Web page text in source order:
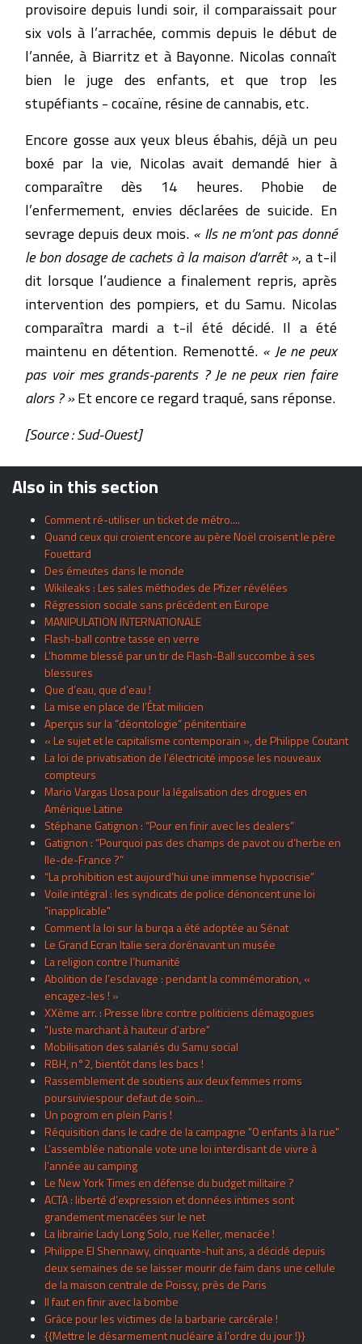
provisoire depuis lundi soir, il comparaissait pour
six vols à l’arrachée, commis depuis le début de
l’année, à Biarritz et à Bayonne. Nicolas connaît
bien le juge des enfants, et que trop les
stupéfiants - cocaïne, résine de cannabis, etc.
Encore gosse aux yeux bleus ébahis, déjà un peu
boxé par la vie, Nicolas avait demandé hier à
comparaître dès 14 heures. Phobie de
l’enfermement, envies déclarées de suicide. En
sevrage depuis deux mois. « Ils ne m’ont pas donné
le bon dosage de cachets à la maison d’arrêt », a t-il
dit lorsque l’audience a finalement repris, après
intervention des pompiers, et du Samu. Nicolas
comparaîtra mardi a t-il été décidé. Il a été
maintenu en détention. Remenotté. « Je ne peux
pas voir mes grands-parents ? Je ne peux rien faire
alors ? »Et encore ce regard traqué, sans réponse.
[Source : Sud-Ouest]
Also in this section
Comment ré-utiliser un ticket de métro....
Quand ceux qui croient encore au père Noël croisent le père
Fouettard
Des émeutes dans le monde
Wikileaks : Les sales méthodes de Pfizer révélées
Régression sociale sans précédent en Europe
MANIPULATION INTERNATIONALE
Flash-ball contre tasse en verre
L’homme blessé par un tir de Flash-Ball succombe à ses
blessures
Que d’eau, que d’eau !
La mise en place de l’État milicien
Aperçus sur la “déontologie” pénitentiaire
« Le sujet et le capitalisme contemporain », de Philippe Coutant
La loi de privatisation de l’électricité impose les nouveaux
compteurs
Mario Vargas Llosa pour la légalisation des drogues en
Amérique Latine
Stéphane Gatignon : “Pour en finir avec les dealers”
Gatignon : “Pourquoi pas des champs de pavot ou d’herbe en
Ile-de-France ?”
“La prohibition est aujourd’hui une immense hypocrisie”
Voile intégral : les syndicats de police dénoncent une loi
"inapplicable"
Comment la loi sur la burqa a été adoptée au Sénat
Le Grand Ecran Italie sera dorénavant un musée
La religion contre l’humanité
Abolition de l’esclavage : pendant la commémoration, «
encagez-les ! »
XXème arr. : Presse libre contre politiciens démagogues
"Juste marchant à hauteur d’arbre"
Mobilisation des salariés du Samu social
RBH, n°2, bientôt dans les bacs !
Rassemblement de soutiens aux deux femmes rroms
poursuiviespour defaut de soin...
Un pogrom en plein Paris !
Réquisition dans le cadre de la campagne "0 enfants à la rue"
L’assemblée nationale vote une loi interdisant de vivre à
l’année au camping
Le New York Times en défense du budget militaire ?
ACTA : liberté d’expression et données intimes sont
grandement menacées sur le net
La librairie Lady Long Solo, rue Keller, menacée !
Philippe El Shennawy, cinquante-huit ans, a décidé depuis
deux semaines de se laisser mourir de faim dans une cellule
de la maison centrale de Poissy, près de Paris
Il faut en finir avec la bombe
Grâce pour les victimes de la barbarie carcérale !
{{Mettre le désarmement nucléaire à l’ordre du jour !}}